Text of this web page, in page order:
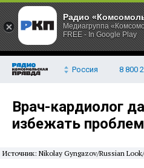
Россия 8 800
Врач-кардиолог
избежать
Источник: Nikolay Gyngazov/Russian
Радио
Медиагруппа
FREE - In Google Play